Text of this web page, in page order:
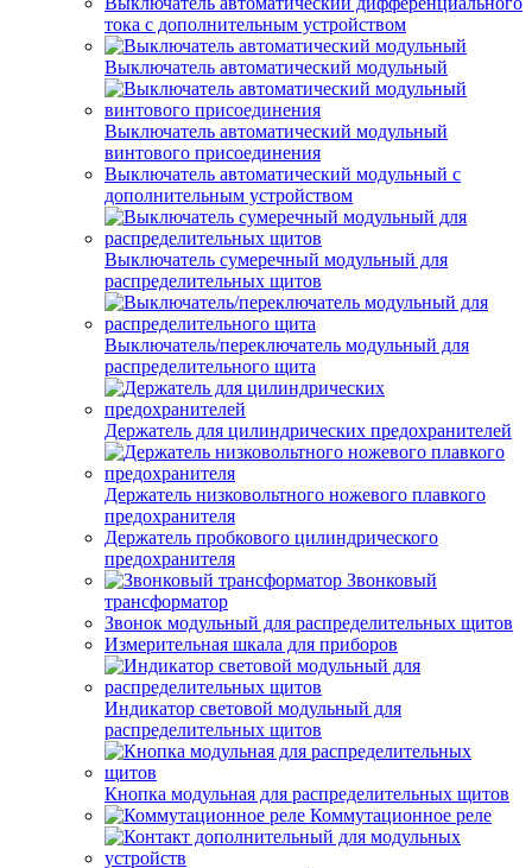
тока с дополнительным устройством
Выключатель автоматический модульный
Выключатель автоматический модульный
винтового присоединения
Выключатель автоматический модульный с
дополнительным устройством
Выключатель сумеречный модульный для
распределительных щитов
Выключатель/переключатель модульный для
распределительного щита
Держатель для цилиндрических предохранителей
Держатель низковольтного ножевого плавкого
предохранителя
Держатель пробкового цилиндрического
предохранителя
Звонковый
трансформатор
Звонок модульный для распределительных щитов
Измерительная шкала для приборов
Индикатор световой модульный для
распределительных щитов
Кнопка модульная для распределительных щитов
Коммутационное реле